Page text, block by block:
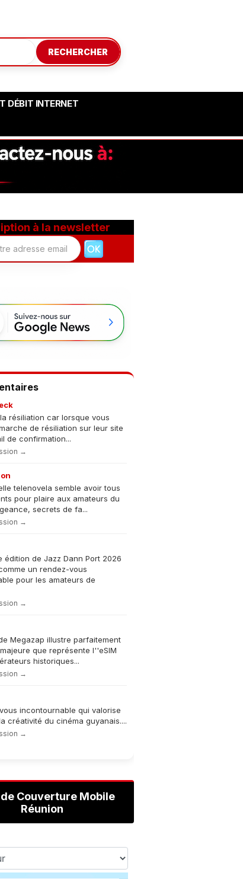
RECHERCHER
DÉBIT INTERNET
à la newsletter
résiliation car lorsque vous
de résiliation sur leur site
de confirmation...
→
telenovela semble avoir tous
pour plaire aux amateurs du
secrets de fa...
→
édition de Jazz Dann Port 2026
un rendez-vous
pour les amateurs de
→
Megazap illustre parfaitement
que représente l''eSIM
historiques...
→
incontournable qui valorise
créativité du cinéma guyanais....
→
Couverture Mobile
Réunion